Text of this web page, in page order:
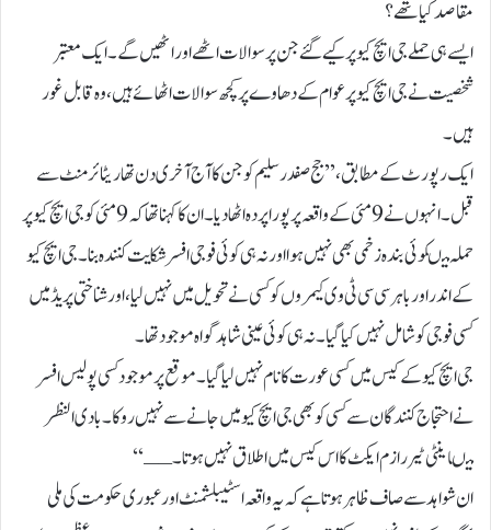
مقاصد کیا تھے؟
ایسے ہی حملے جی ایچ کیو پر کیے گئے جن پر سوالات اٹھے اور اٹھیں گے۔ ایک معتبر
شخصیت نے جی ایچ کیو پر عوام کے دھاوے پر کچھ سوالات اٹھائے ہیں، وہ قابل غور
ہیں۔
ایک رپورٹ کے مطابق،’’جج صفدر سلیم کو جن کا آج آخری دن تھا ریٹائرمنٹ سے
قبل۔انہوں نے 9مئی کے واقعہ پر پورا پردہ اٹھا دیا۔ان کا کہنا تھا کہ 9مئی کو جی ایچ کیو پر
حملہ میںکوئی بندہ زخمی بھی نہیں ہوا اور نہ ہی کوئی فوجی افسر شکایت کنندہ بنا۔ جی ایچ کیو
کے اندر اور باہر سی سی ٹی وی کیمروں کو کسی نے تحویل میں نہیں لیا ، اور شناختی پریڈ میں
کسی فوجی کو شامل نہیں کیا گیا۔نہ ہی کوئی عینی شاہدگواہ موجود تھا۔
جی ایچ کیو کے کیس میں کسی عورت کا نام نہیں لیا گیا۔موقع پر موجود کسی پولیس افسر
نے احتجاج کنندگان سے کسی کو بھی جی ایچ کیو میں جانے سے نہیں روکا۔بادی النظر
میںاینٹی ٹیررازم ایکٹ کا اس کیس میں اطلاق نہیں ہوتا۔ــ‘‘
ان شواہد سے صاف ظاہر ہوتا ہے کہ یہ واقعہ اسٹیبلشمنٹ اور عبوری حکومت کی ملی